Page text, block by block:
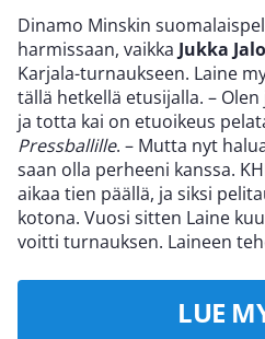
Dinamo Minskin
harmissaan, vaikka Jukka
Karjala-turnaukseen. Laine
tällä hetkellä etusijalla. –
ja totta kai on etuoikeus
Pressballille. – Mutta nyt
saan olla perheeni kanssa.
aikaa tien päällä, ja siksi
kotona. Vuosi sitten Laine
voitti turnauksen. Laineen
LUE